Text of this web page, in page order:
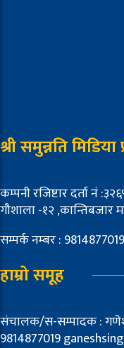
श्री समुन्नति मिडिया
कम्पनी रजिष्टार दर्ता नं
गौशाला -१२ ,कान्तिबजार
सम्पर्क नम्बर :
हाम्रो समूह
संचालक/स-सम्पादक :
9814877019